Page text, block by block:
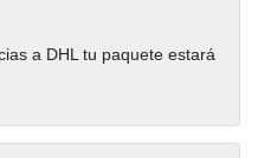
a DHL tu paquete estará